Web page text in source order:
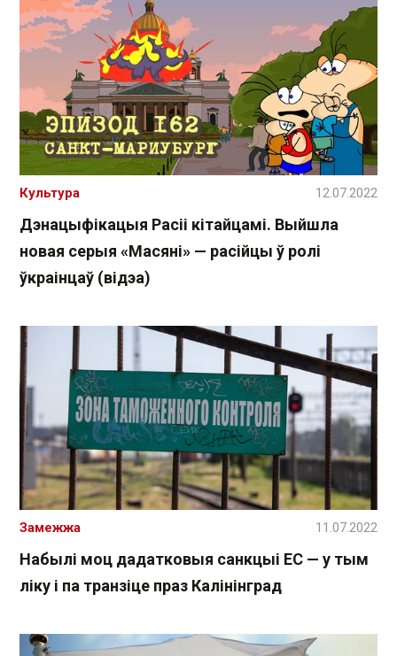
Дэнацыфікацыя Расіі кітайцамі. Выйшла
новая серыя «Масяні» — расійцы ў ролі
ўкраінцаў (відэа)
Культура 12.07.2022
Набылі моц дадатковыя санкцыі ЕС — у тым
ліку і па транзіце праз Калінінград
Замежжа 11.07.2022